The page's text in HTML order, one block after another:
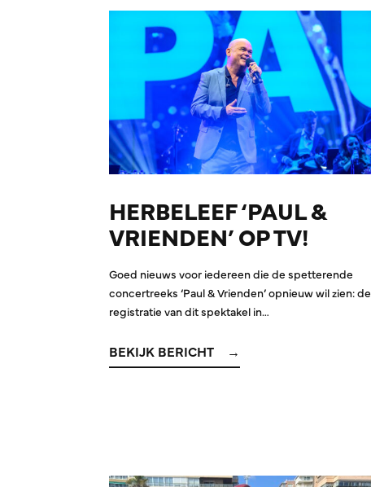
HERBELEEF ‘PAUL &
VRIENDEN’ OP TV!
Goed nieuws voor iedereen die de spetterende
concertreeks ‘Paul & Vrienden’ opnieuw wil zien: de
registratie van dit spektakel in…
BEKIJK BERICHT